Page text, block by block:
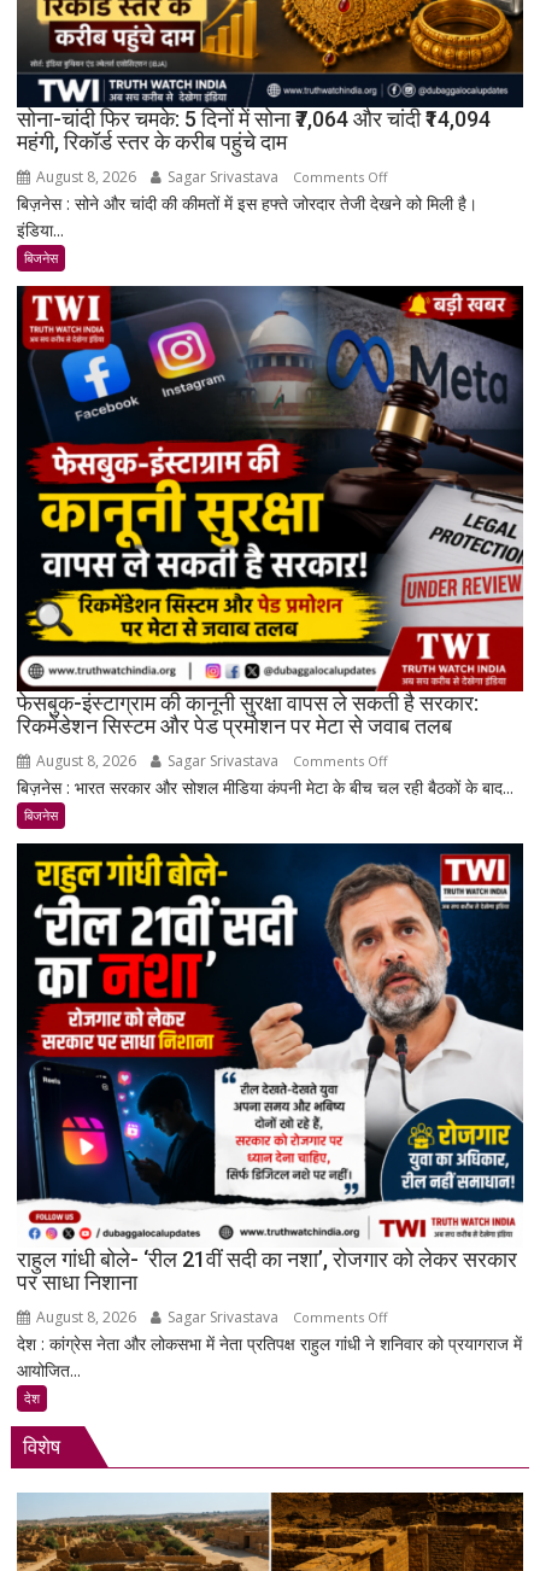
सोना-चांदी फिर चमके: 5 दिनों में सोना ₹7,064 और चांदी ₹14,094
महंगी, रिकॉर्ड स्तर के करीब पहुंचे दाम
August 8, 2026 Sagar Srivastava Comments Offon
सोना-
चमके:
5
दिनों
में
सोना
₹7,064
और
चांदी
₹14,094
महंगी,
रिकॉर्ड
स्तर
के
करीब
पहुंचे
दाम
बिज़नेस : सोने और चांदी की कीमतों में इस हफ्ते जोरदार तेजी देखने को मिली है।
इंडिया...
बिजनेस
फेसबुक-इंस्टाग्राम की कानूनी सुरक्षा वापस ले सकती है सरकार:
रिकमेंडेशन सिस्टम और पेड प्रमोशन पर मेटा से जवाब तलब
August 8, 2026 Sagar Srivastava Comments Offon
फेसबुक-
कानूनी
सुरक्षा
वापस
ले
सकती
है
सरकार:
रिकमेंडेशन
सिस्टम
और
पेड
प्रमोशन
से
जवाब
बिज़नेस : भारत सरकार और सोशल मीडिया कंपनी मेटा के बीच चल रही बैठकों के बाद...
बिजनेस
राहुल गांधी बोले- ‘रील 21वीं सदी का नशा’, रोजगार को लेकर सरकार
पर साधा निशाना
August 8, 2026 Sagar Srivastava Comments Offon
राहुल
का
नशा’,
रोजगार
देश : कांग्रेस नेता और लोकसभा में नेता प्रतिपक्ष राहुल गांधी ने शनिवार को प्रयागराज में
आयोजित...
देश
विशेष